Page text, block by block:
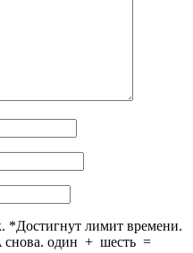
*Достигнут лимит времени.
один + шесть =